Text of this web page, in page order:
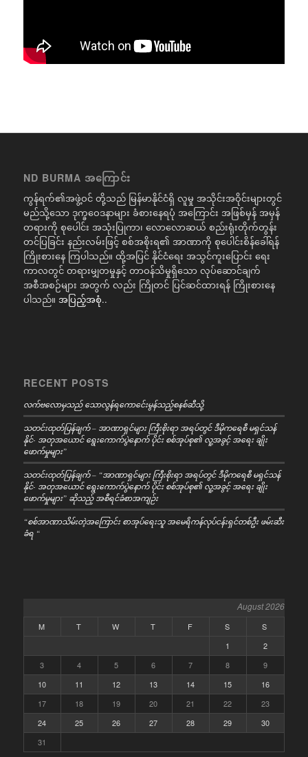
ND BURMA အကြောင်း
ကွန်ရက်၏အဖွဲ့ဝင် တို့သည် မြန်မာနိုင်ငံရှိ လူမှု အသိုင်းအဝိုင်းများတွင်
မည်သို့သော ဒုက္ခဝေဒနာများ ခံစားနေရပုံ အကြောင်း အဖြစ်မှန် အမှန်
တရားကို စုပေါင်း အသုံးပြုကာ၊ လောလောဆယ် စည်းရုံးတိုက်တွန်း
တင်ပြခြင်း နည်းလမ်းဖြင့် စစ်အစိုးရ၏ အာဏာကို စုပေါင်းစိန်ခေါ်ရန်
ကြိုးစားနေ ကြပါသည်။ ထို့အပြင် နိုင်ငံရေး အသွင်ကူးပြောင်း ရေး
ကာလတွင် တရားမျှတမှုနှင့် တာဝန်သိမှုရှိသော လုပ်ဆောင်ချက်
အစီအစဉ်များ အတွက် လည်း ကြိုတင် ပြင်ဆင်ထားရန် ကြိုးစားနေ
ပါသည်။ အပြည့်အစုံ..
RECENT POSTS
လက်ဗလောမှသည် သောလွန်ရကောင်ေးမွန်သည့်စနစ်ဆီသို့
သတင်းထုတ်ပြန်ချက် – အာဏာရှင်များ ကြီးစိုးရာ အရပ်တွင် ဒီမိုကရေစီ မရှင်သန်
နိုင်- အတုအယောင် ရွေးကောက်ပွဲနောက် ပိုင်း စစ်အုပ်စု၏ လူ့အခွင့် အရေး ချိုး
ဖောက်မှုများ”
သတင်းထုတ်ပြန်ချက် – “အာဏာရှင်များ ကြီးစိုးရာ အရပ်တွင် ဒီမိုကရေစီ မရှင်သန်
နိုင်- အတုအယောင် ရွေးကောက်ပွဲနောက် ပိုင်း စစ်အုပ်စု၏ လူ့အခွင့် အရေး ချိုး
ဖောက်မှုများ” ဆိုသည့် အစီရင်ခံစာအကျဉ်း
“စစ်အာဏာသိမ်းတဲ့အကြောင်း စာအုပ်ရေးသူ အမေရိကန်လုပ်ငန်းရှင်တစ်ဦး ဖမ်းဆီး
ခံရ “
August 2026
M T W T F S
S
1
2
3
4 5 6 7 8
9
10
11 12 13 14 15
16
17
18 19 20 21 22
23
24
25 26 27 28 29
30
31